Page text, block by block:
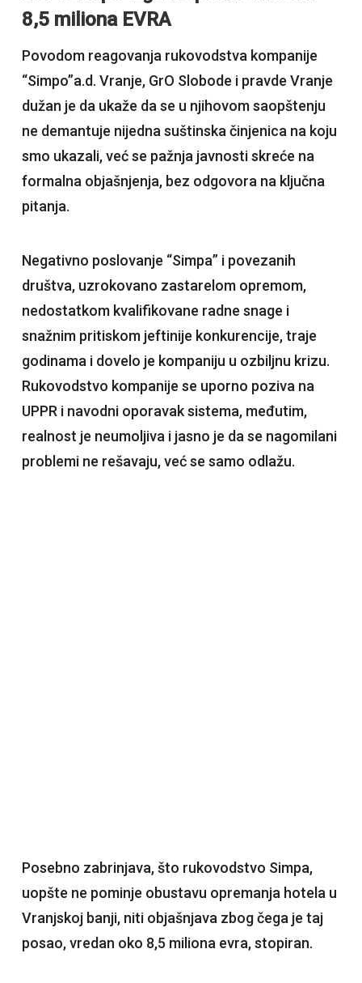
8,5 miliona EVRA
Povodom reagovanja rukovodstva kompanije
“Simpo”a.d. Vranje, GrO Slobode i pravde Vranje
dužan je da ukaže da se u njihovom saopštenju
ne demantuje nijedna suštinska činjenica na koju
smo ukazali, već se pažnja javnosti skreće na
formalna objašnjenja, bez odgovora na ključna
pitanja.
Negativno poslovanje “Simpa” i povezanih
društva, uzrokovano zastarelom opremom,
nedostatkom kvalifikovane radne snage i
snažnim pritiskom jeftinije konkurencije, traje
godinama i dovelo je kompaniju u ozbiljnu krizu.
Rukovodstvo kompanije se uporno poziva na
UPPR i navodni oporavak sistema, međutim,
realnost je neumoljiva i jasno je da se nagomilani
problemi ne rešavaju, već se samo odlažu.
Posebno zabrinjava, što rukovodstvo Simpa,
uopšte ne pominje obustavu opremanja hotela u
Vranjskoj banji, niti objašnjava zbog čega je taj
posao, vredan oko 8,5 miliona evra, stopiran.